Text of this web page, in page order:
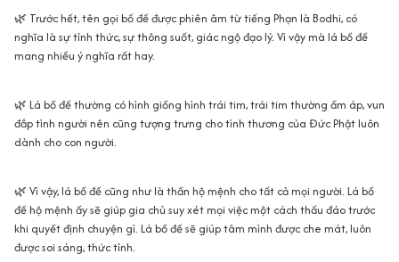
🌿 Trước hết, tên gọi bồ đề được phiên âm từ tiếng Phạn là Bodhi, có
nghĩa là sự tỉnh thức, sự thông suốt, giác ngộ đạo lý. Vì vậy mà lá bồ đề
mang nhiều ý nghĩa rất hay.
🌿 Lá bồ đề thường có hình giống hình trái tim, trái tim thường ấm áp, vun
đắp tình người nên cũng tượng trưng cho tình thương của Đức Phật luôn
dành cho con người.
🌿 Vì vậy, lá bồ đề cũng như là thần hộ mệnh cho tất cả mọi người. Lá bồ
đề hộ mệnh ấy sẽ giúp gia chủ suy xét mọi việc một cách thấu đáo trước
khi quyết định chuyện gì. Lá bồ đề sẽ giúp tâm mình được che mát, luôn
được soi sáng, thức tỉnh.